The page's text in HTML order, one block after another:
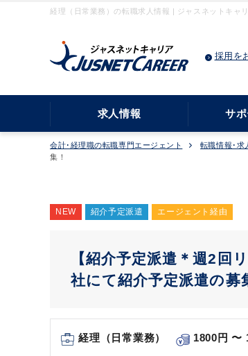
経理（日常業務）の転職求人情報 | ジャスネットキャ
採用を
求人情報 サ
会計･経理職の転職専門エージェント 転職情報･求
集！
NEW 紹介予定派遣 エージェント経由
【紹介予定派遣＊週2回
社にて紹介予定派遣の募
経理（日常業務） 1800円 〜